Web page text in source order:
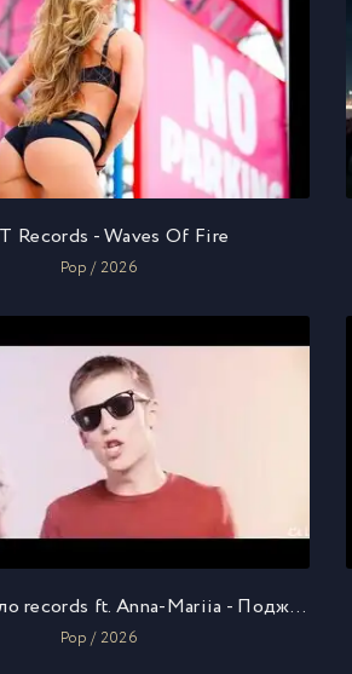
Records - Waves Of Fire
Pop / 2026
Не Ваше Дело records ft. Anna-Mariia - Поджигай лето
Pop / 2026